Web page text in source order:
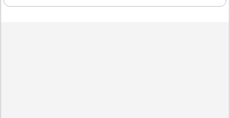
품은 250ml 용량으로 제공되며, 플로럴 머스크 향이 특징입